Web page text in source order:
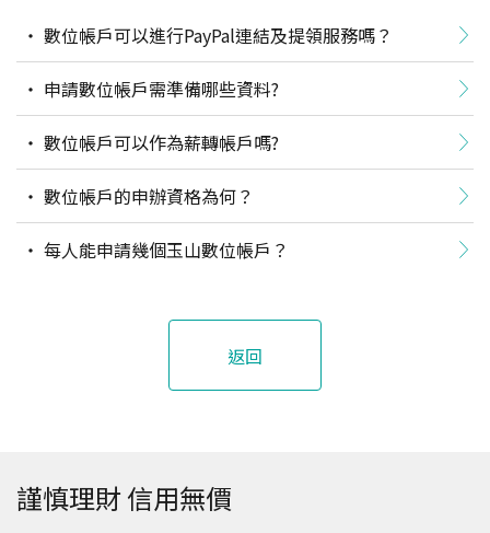
數位帳戶可以進行PayPal連結及提領服務嗎？
申請數位帳戶需準備哪些資料?
數位帳戶可以作為薪轉帳戶嗎?
數位帳戶的申辦資格為何？
每人能申請幾個玉山數位帳戶？
返回
謹慎理財 信用無價